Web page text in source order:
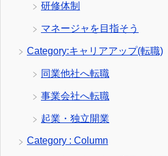
研修体制
マネージャを目指そう
Category:キャリアアップ(転職)
同業他社へ転職
事業会社へ転職
起業・独立開業
Category : Column